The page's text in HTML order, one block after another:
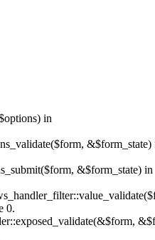
in
&$form_state)
&$form_state) in
0.